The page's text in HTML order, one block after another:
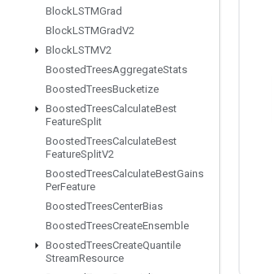
BlockLSTMGrad
BlockLSTMGradV2
BlockLSTMV2
BoostedTreesAggregateStats
BoostedTreesBucketize
BoostedTreesCalculateBest
FeatureSplit
BoostedTreesCalculateBest
FeatureSplitV2
BoostedTreesCalculateBestGains
PerFeature
BoostedTreesCenterBias
BoostedTreesCreateEnsemble
BoostedTreesCreateQuantile
StreamResource